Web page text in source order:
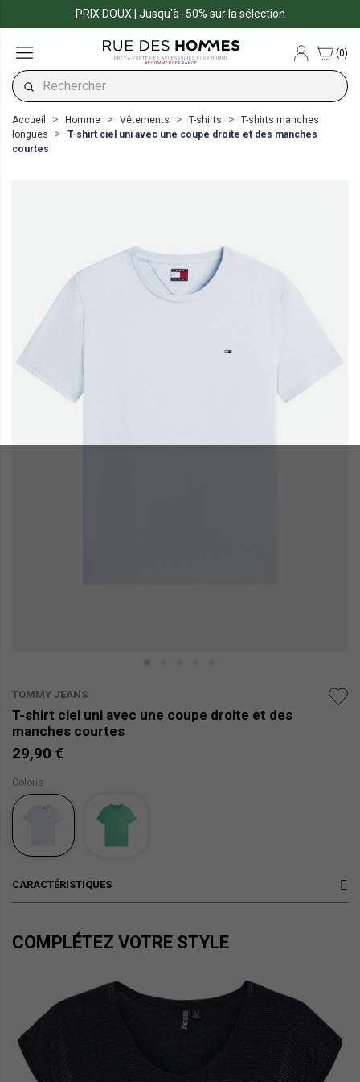
PRIX DOUX | Jusqu'à -50% sur la sélection
PRÊT-À-PORTER ET ACCESSOIRES POUR HOMME
#ECOMMERCEFRANCE
(0)
Accueil Homme Vêtements T-shirts
T-shirts manches
longues
T-shirt ciel uni avec une coupe droite et des manches
courtes
TOMMY JEANS
T-shirt ciel uni avec une coupe droite et des
manches courtes
29,90 €
Coloris
CARACTÉRISTIQUES
COMPLÉTEZ VOTRE STYLE